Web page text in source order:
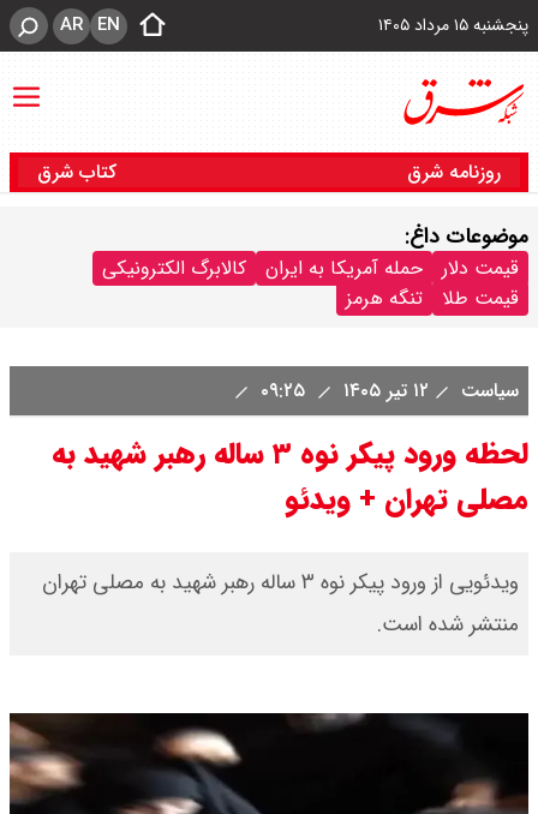
پنجشنبه ۱۵ مرداد ۱۴۰۵ EN
AR
روزنامه شرق کتاب شرق
موضوعات داغ:
قیمت دلار حمله آمریکا به ایران
کالابرگ الکترونیکی
قیمت طلا
تنگه هرمز
سیاست ۱۲ تیر ۱۴۰۵
لحظه ورود پیکر نوه ۳ ساله رهبر شهید به
مصلی تهران +‌ ویدئو
ویدئویی از ورود پیکر نوه ۳ ساله رهبر شهید به مصلی تهران
منتشر شده است.